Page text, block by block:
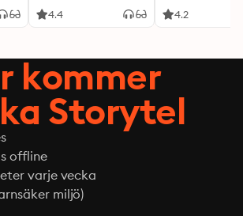
4.4 4.2
kommer
Storytel
offline
varje vecka
miljö)